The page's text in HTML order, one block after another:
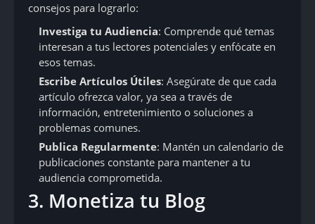
consejos para lograrlo:
Investiga tu Audiencia: Comprende qué temas
interesan a tus lectores potenciales y enfócate en
esos temas.
Escribe Artículos Útiles: Asegúrate de que cada
artículo ofrezca valor, ya sea a través de
información, entretenimiento o soluciones a
problemas comunes.
Publica Regularmente: Mantén un calendario de
publicaciones constante para mantener a tu
audiencia comprometida.
3. Monetiza tu Blog